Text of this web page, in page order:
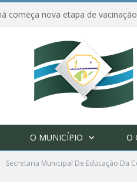
O MUNICÍPIO O
Secretaria Municipal De Educação Da